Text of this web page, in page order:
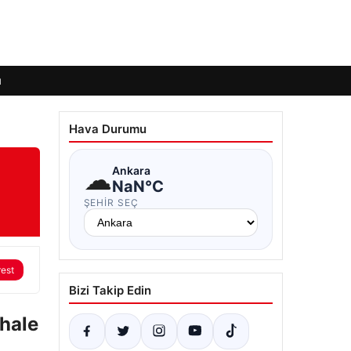
Hava Durumu
☁Ankara
NaN°C
ŞEHIR SEÇ
Bizi Takip Edin